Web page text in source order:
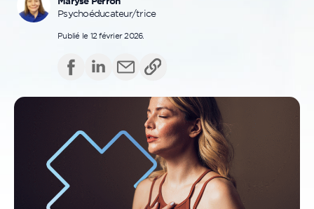
Psychoéducateur/trice
Publié le 12 février 2026.